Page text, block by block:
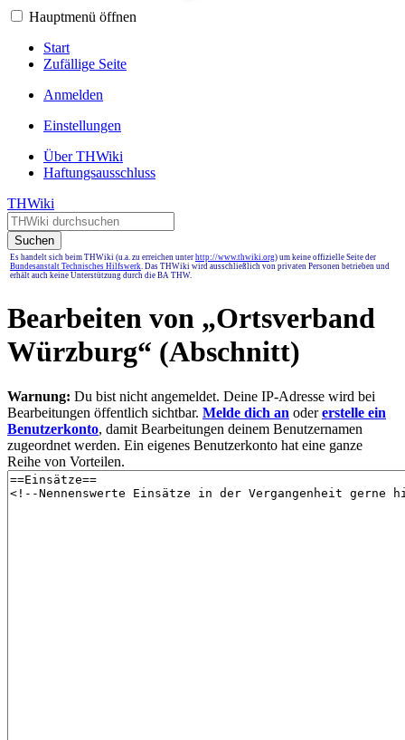
Hauptmenü öffnen
Start
Zufällige Seite
Anmelden
Einstellungen
Über THWiki
Haftungsausschluss
THWiki
Suchen
Es handelt sich beim THWiki (u.a. zu erreichen unter http://www.thwiki.org) um keine offizielle Seite der
Bundesanstalt Technisches Hilfswerk. Das THWiki wird ausschließlich von privaten Personen betrieben und
erhält auch keine Unterstützung durch die BA THW.
Bearbeiten von „Ortsverband
Würzburg“ (Abschnitt)
Warnung: Du bist nicht angemeldet. Deine IP-Adresse wird bei
Bearbeitungen öffentlich sichtbar. Melde dich an odererstelle ein
Benutzerkonto, damit Bearbeitungen deinem Benutzernamen
zugeordnet werden. Ein eigenes Benutzerkonto hat eine ganze
Reihe von Vorteilen.